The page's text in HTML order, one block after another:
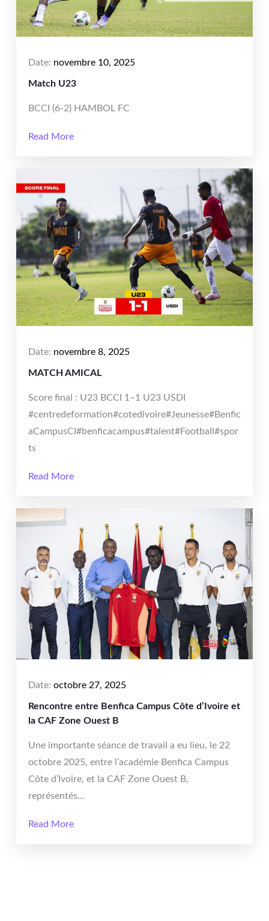
Date: novembre 10, 2025
Match U23
BCCI (6-2) HAMBOL FC
Read More
Date: novembre 8, 2025
MATCH AMICAL
Score final : U23 BCCI 1–1 U23 USDI
#centredeformation#cotedivoire#Jeunesse#Benfic
aCampusCI#benficacampus#talent#Football#spor
ts
Read More
Date: octobre 27, 2025
Rencontre entre Benfica Campus Côte d’Ivoire et
la CAF Zone Ouest B
Une importante séance de travail a eu lieu, le 22
octobre 2025, entre l’académie Benfica Campus
Côte d’Ivoire, et la CAF Zone Ouest B,
représentés...
Read More